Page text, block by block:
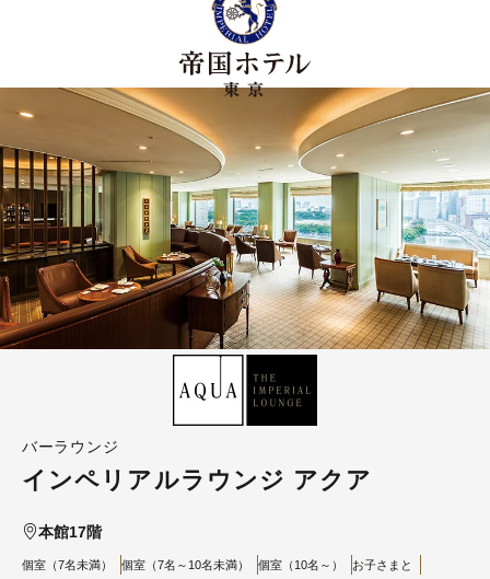
バーラウンジ
インペリアルラウンジ アクア
本館17階
個室（7名未満） 個室（7名～10名未満） 個室（10名～） お子さまと